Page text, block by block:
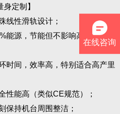
定制】
线性滑轨设计；
能源，节能但不影响高效产能；
时间，效率高，特别适合高产里
性能高（类似CE规范）；
保持机台周围整洁；
在线咨询